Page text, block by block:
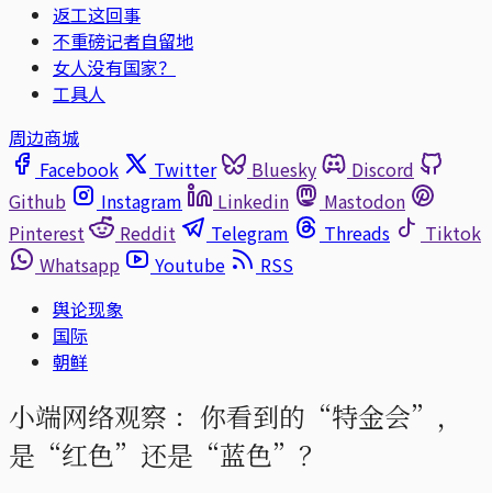
返工这回事
不重磅记者自留地
女人没有国家？
工具人
周边商城
Facebook
Twitter Bluesky
Discord
Github
Instagram Linkedin
Mastodon
Pinterest
Reddit Telegram Threads
Tiktok
Whatsapp
Youtube
RSS
舆论现象
国际
朝鲜
小端网络观察 ：你看到的“特金会”，
是“红色”还是“蓝色”？